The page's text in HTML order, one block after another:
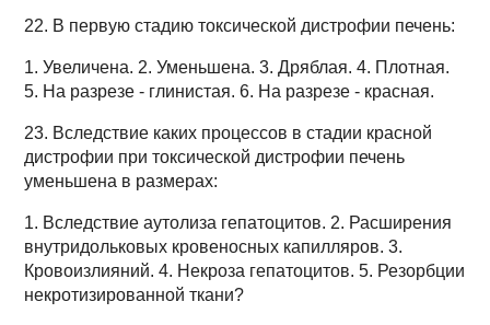
22. В первую стадию токсической дистрофии печень:
1. Увеличена. 2. Уменьшена. 3. Дряблая. 4. Плотная.
5. На разрезе - глинистая. 6. На разрезе - красная.
23. Вследствие каких процессов в стадии красной
дистрофии при токсической дистрофии печень
уменьшена в размерах:
1. Вследствие аутолиза гепатоцитов. 2. Расширения
внутридольковых кровеносных капилляров. 3.
Кровоизлияний. 4. Некроза гепатоцитов. 5. Резорбции
некротизированной ткани?